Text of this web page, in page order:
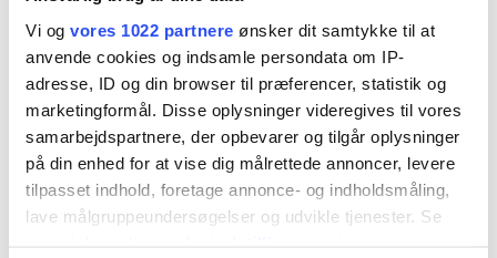
Vi og vores 1022 partnere ønsker dit samtykke til at
anvende cookies og indsamle persondata om IP-
adresse, ID og din browser til præferencer, statistik og
marketingformål. Disse oplysninger videregives til vores
samarbejdspartnere, der opbevarer og tilgår oplysninger
på din enhed for at vise dig målrettede annoncer, levere
tilpasset indhold, foretage annonce- og indholdsmåling,
lave målgruppeundersøgelser og udvikle tjenester. Se
Virksomhederne, der kommer til at skabe
forandring, er ikke kun dem, der udvikler
teknologien, men i lige så høj grad dem, der
forstår at udnytte den. Altså AI’s indirekte vindere
– de virksomheder og sektorer, der høster